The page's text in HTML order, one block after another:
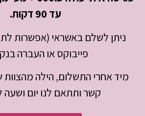
עד 90 דקות.
ניתן לשלם באשראי (אפשרות
פייבוקס או העברה
מיד אחרי התשלום, הילה מהצוות
קשר ותתאם לנו יום ושעה